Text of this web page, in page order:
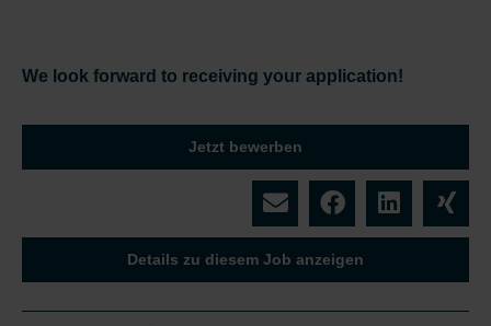
We look forward to receiving your application!
Jetzt bewerben
Details zu diesem Job anzeigen